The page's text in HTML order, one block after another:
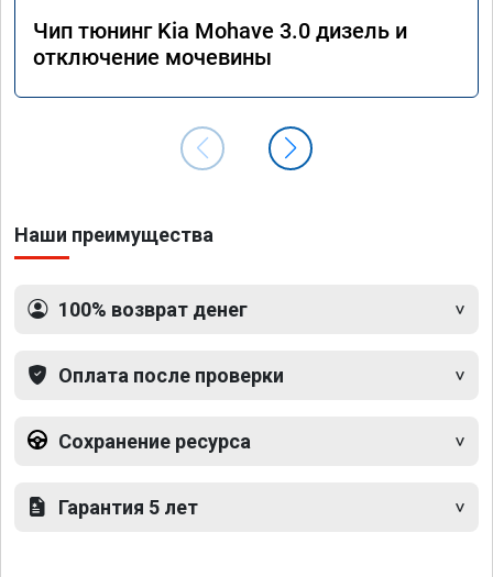
Чип тюнинг Kia Mohave 3.0 дизель и
отключение мочевины
Наши преимущества
100% возврат денег
Оплата после проверки
Сохранение ресурса
Гарантия 5 лет